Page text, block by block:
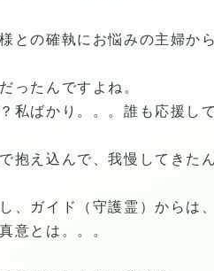
との確執にお悩みの主婦か
ったんですよね。
私ばかり。。。誰も応援し
抱え込んで、我慢してきた
、ガイド（守護霊）からは
意とは。。。